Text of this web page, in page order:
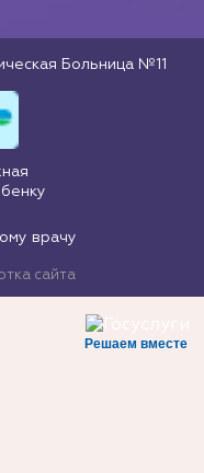
Больница №11
врачу
сайта
Решаем вместе